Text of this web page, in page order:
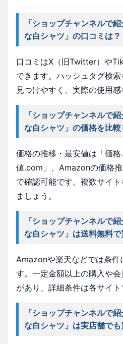
「ショップチャンネルで
な白シャツ」の口コミは？
口コミはX（旧Twitter）や
できます。ハッシュタグ検
見つけやすく、実際の使用感
「ショップチャンネルで
な白シャツ」の価格を比
価格の推移・最安値は「価
値.com」、Amazonの価格
で確認可能です。複数サイ
ましょう。
「ショップチャンネルで
な白シャツ」は送料無料で
Amazonや楽天などでは条件
す。一定金額以上の購入や
があり、詳細条件は各サイト
「ショップチャンネルで
な白シャツ」は実店舗でも